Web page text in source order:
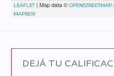
LEAFLET| Map data ©OPENSTREETMAP
MAPBOX
DEJÁ TU